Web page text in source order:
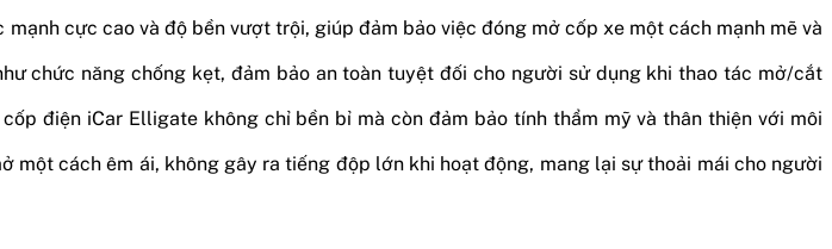
cực cao và độ bền vượt trội, giúp đảm bảo việc đóng mở cốp xe một cách mạnh mẽ và
chức năng chống kẹt, đảm bảo an toàn tuyệt đối cho người sử dụng khi thao tác mở/cắt
điện iCar Elligate không chỉ bền bỉ mà còn đảm bảo tính thẩm mỹ và thân thiện với môi
cách êm ái, không gây ra tiếng độp lớn khi hoạt động, mang lại sự thoải mái cho người